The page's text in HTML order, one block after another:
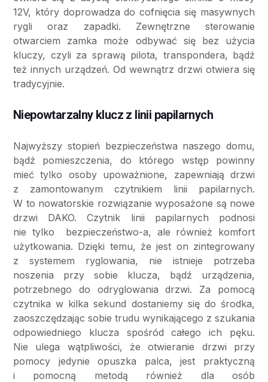
12V, który doprowadza do cofnięcia się masywnych
rygli oraz zapadki. Zewnętrzne sterowanie
otwarciem zamka może odbywać się bez użycia
kluczy, czyli za sprawą pilota, transpondera, bądź
też innych urządzeń. Od wewnątrz drzwi otwiera się
tradycyjnie.
Niepowtarzalny klucz z linii papilarnych
Najwyższy stopień bezpieczeństwa naszego domu,
bądź pomieszczenia, do którego wstęp powinny
mieć tylko osoby upoważnione, zapewniają drzwi
z zamontowanym czytnikiem linii papilarnych.
W to nowatorskie rozwiązanie wyposażone są nowe
drzwi DAKO. Czytnik linii papilarnych podnosi
nie tylko bezpieczeństwo-a, ale również komfort
użytkowania. Dzięki temu, że jest on zintegrowany
z systemem ryglowania, nie istnieje potrzeba
noszenia przy sobie klucza, bądź urządzenia,
potrzebnego do odryglowania drzwi. Za pomocą
czytnika w kilka sekund dostaniemy się do środka,
zaoszczędzając sobie trudu wynikającego z szukania
odpowiedniego klucza spośród całego ich pęku.
Nie ulega wątpliwości, że otwieranie drzwi przy
pomocy jedynie opuszka palca, jest praktyczną
i pomocną metodą również dla osób